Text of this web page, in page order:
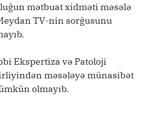
mətbuat xidməti məsələ
TV-nin sorğusunu
Ekspertiza və Patoloji
məsələyə münasibət
olmayıb.